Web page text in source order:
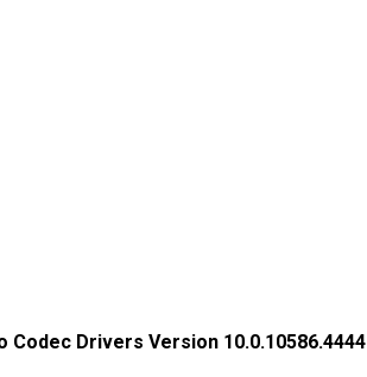
Codec Drivers Version 10.0.10586.4444